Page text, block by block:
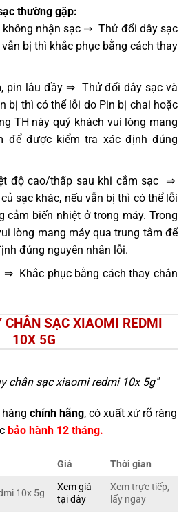
thường gặp:
không nhận sạc ⇒ Thử đổi dây sạc
bị thì khắc phục bằng cách thay
pin lâu đầy ⇒ Thử đổi dây sạc và
bị thì có thể lỗi do Pin bị chai hoặc
TH này quý khách vui lòng mang
để được kiểm tra xác định đúng
độ cao/thấp sau khi cắm sạc ⇒
sạc khác, nếu vẫn bị thì có thể lỗi
cảm biến nhiệt ở trong máy. Trong
lòng mang máy qua trung tâm để
đúng nguyên nhân lỗi.
⇒ Khắc phục bằng cách thay chân
CHÂN SẠC XIAOMI REDMI
10X 5G
chân sạc xiaomi redmi 10x 5g"
chính hãng, có xuất xứ rõ ràng
bảo hành 12 tháng.
Giá Thời gian
10x 5g
Xem giá
tại đây
Xem trực tiếp,
lấy ngay